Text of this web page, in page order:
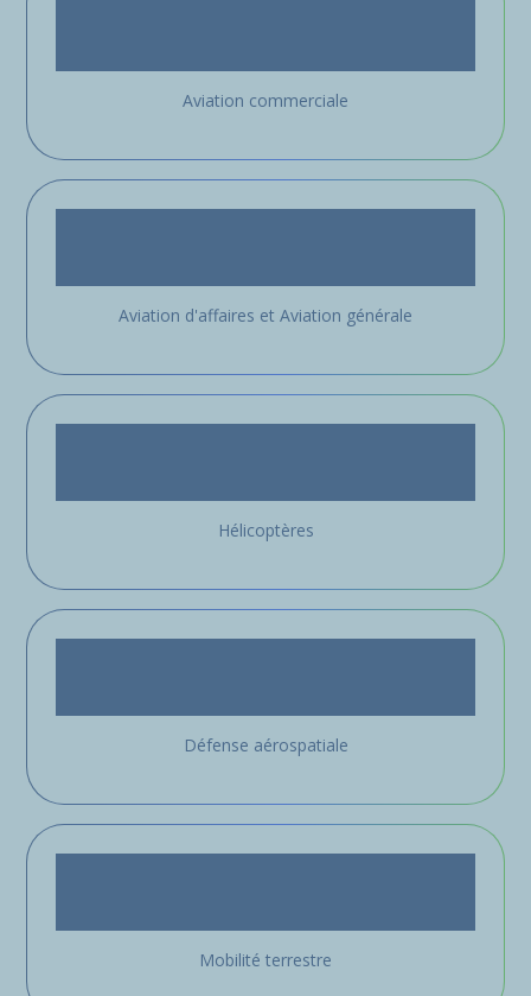
Aviation commerciale
Aviation d'affaires et Aviation générale
Hélicoptères
Défense aérospatiale
Mobilité terrestre